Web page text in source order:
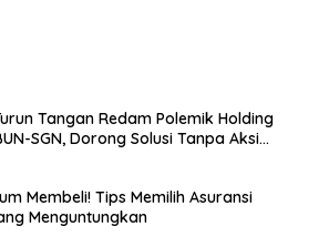
Tangan Redam Polemik Holding
SGN, Dorong Solusi Tanpa Aksi
Membeli! Tips Memilih Asuransi
Menguntungkan